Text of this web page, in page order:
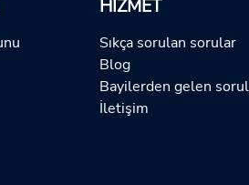
HIZMET
Sıkça sorulan sorular
Blog
Bayilerden gelen
İletişim